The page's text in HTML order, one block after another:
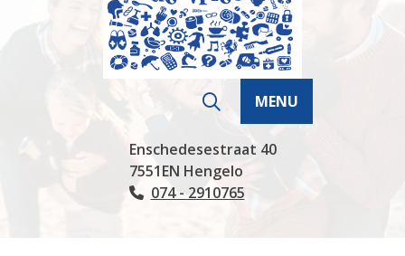
Hoofdmenu
MENU
Enschedesestraat 40
7551EN Hengelo
Tel:
074 - 2910765